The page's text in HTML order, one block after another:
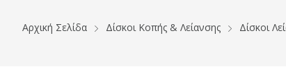
Αρχική Σελίδα Δίσκοι Κοπής & Λείανσης Δίσκοι